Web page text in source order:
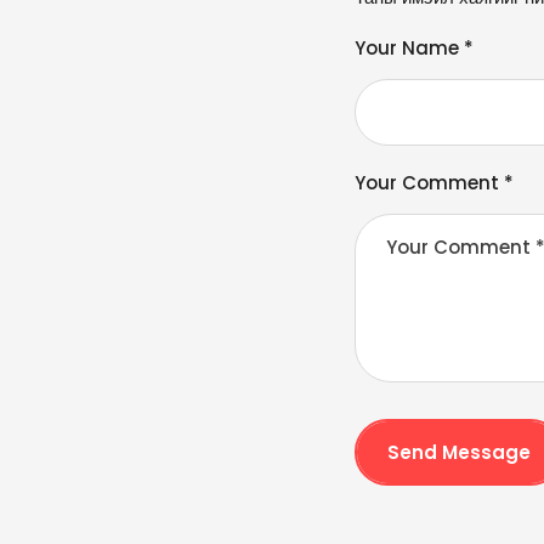
Your Comment *
Your Name *
Send Message
e
n
a
ti
v
e